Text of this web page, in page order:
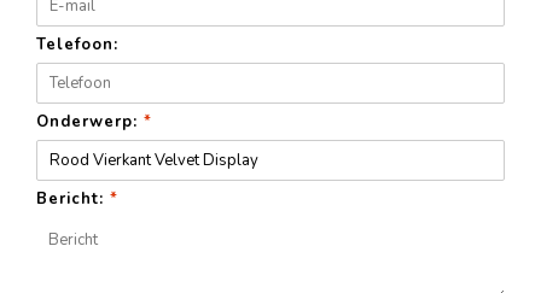
Telefoon:
Onderwerp: *
Bericht: *